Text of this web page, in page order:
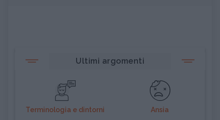
Ultimi argomenti
Terminologia e dintorni Ansia